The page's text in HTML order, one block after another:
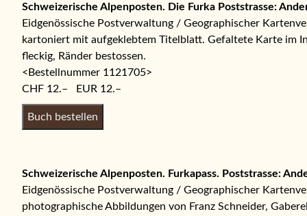
Schweizerische Alpenposten. Die Furka Poststrasse:
Eidgenössische Postverwaltung / Geographischer
kartoniert mit aufgeklebtem Titelblatt. Gefaltete Karte im
fleckig, Ränder bestossen.
<Bestellnummer 1121705>
CHF 12.– EUR 12.–
Schweizerische Alpenposten. Furkapass. Poststrasse:
Eidgenössische Postverwaltung / Geographischer
photographische Abbildungen von Franz Schneider,